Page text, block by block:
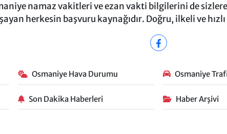
namaz vakitleri ve ezan vakti bilgilerini de
herkesin başvuru kaynağıdır. Doğru, ilkeli ve
Osmaniye Hava Durumu Osmaniye
Son Dakika Haberleri Haber Arşivi